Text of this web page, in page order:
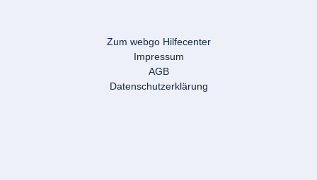
Zum webgo Hilfecenter
Impressum
AGB
Datenschutzerklärung